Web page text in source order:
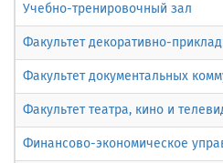
Учебно-тренировочный зал
Факультет декоративно-
Факультет документальных
Факультет театра, кино и
Финансово-экономическое